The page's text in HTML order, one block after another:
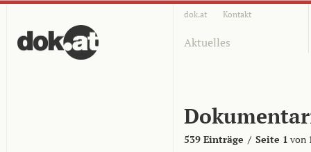
dok.at Kontakt
Aktuelles
539 Einträge / Seite 1 von